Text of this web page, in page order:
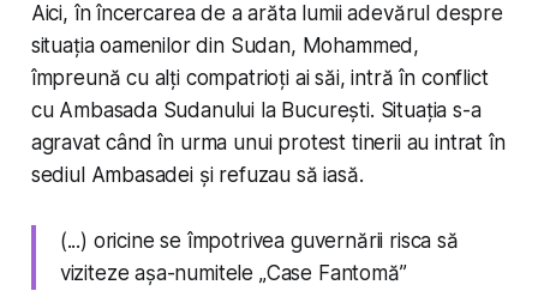
Aici, în încercarea de a arăta lumii adevărul despre
situația oamenilor din Sudan, Mohammed,
împreună cu alți compatrioți ai săi, intră în conflict
cu Ambasada Sudanului la București. Situația s-a
agravat când în urma unui protest tinerii au intrat în
sediul Ambasadei și refuzau să iasă.
(...) oricine se împotrivea guvernării risca să
viziteze așa-numitele „Case Fantomă”